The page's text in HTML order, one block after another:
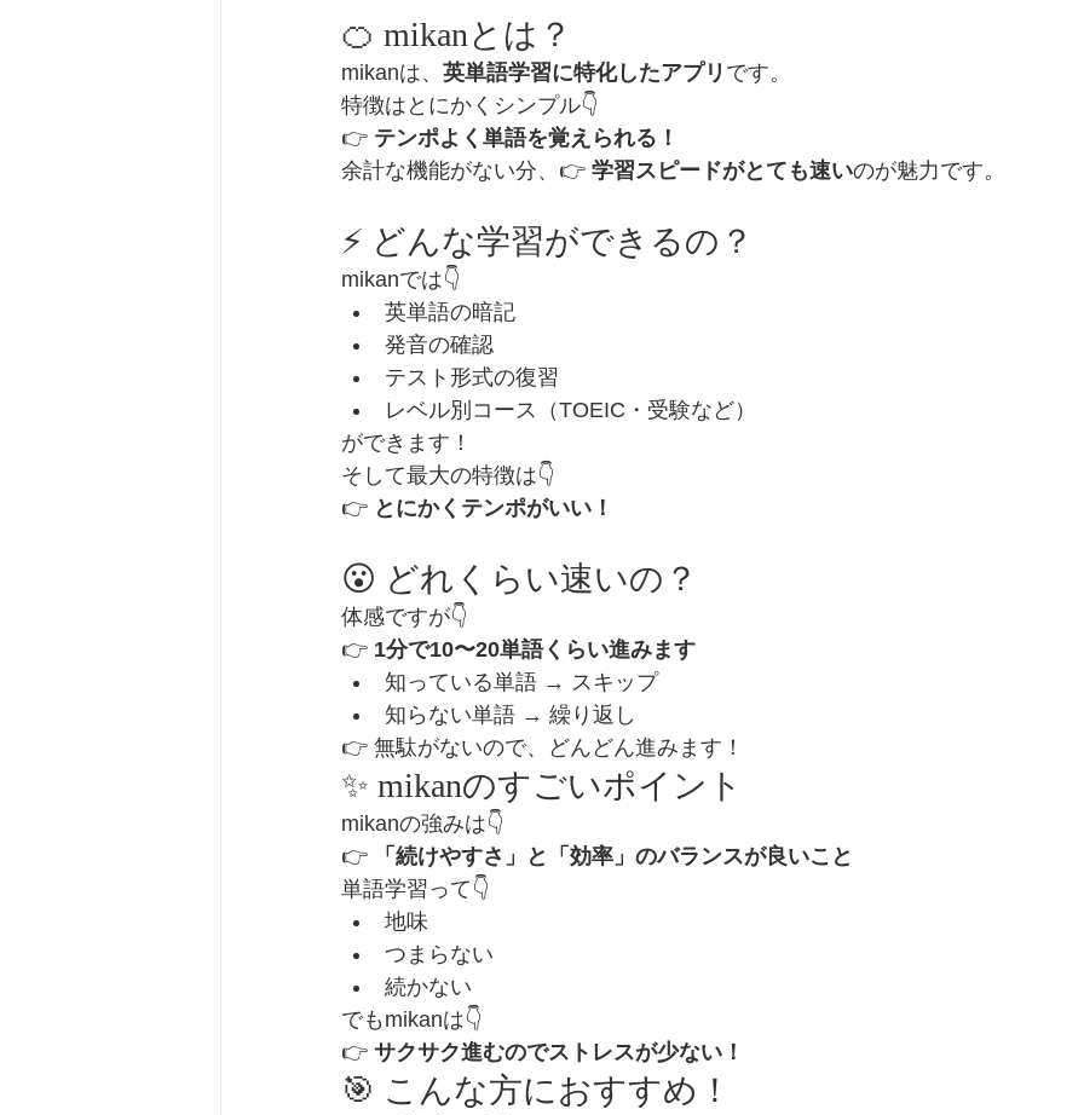
🍊 mikanとは？
mikanは、 英単語学習に特化したアプリ です。
特徴はとにかくシンプル👇
👉 テンポよく単語を覚えられる！
余計な機能がない分、👉 学習スピードがとても速いのが魅力です。
⚡ どんな学習ができるの？
mikanでは👇
英単語の暗記
発音の確認
テスト形式の復習
レベル別コース（TOEIC・受験など）
ができます！
そして最大の特徴は👇
👉 とにかくテンポがいい！
😮 どれくらい速いの？
体感ですが👇
👉 1分で10〜20単語くらい進みます
知っている単語 → スキップ
知らない単語 → 繰り返し
👉 無駄がないので、どんどん進みます！
✨ mikanのすごいポイント
mikanの強みは👇
👉
「続けやすさ」と「効率」のバランスが良いこと
単語学習って👇
地味
つまらない
続かない
でもmikanは👇
👉 サクサク進むのでストレスが少ない！
🎯 こんな方におすすめ！